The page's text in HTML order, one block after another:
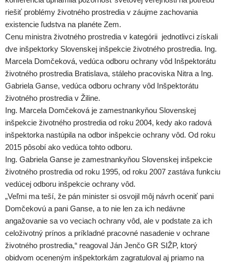
riešiť problémy životného prostredia v záujme zachovania
existencie ľudstva na planéte Zem.
Cenu ministra životného prostredia v kategórii jednotlivci získali
dve inšpektorky Slovenskej inšpekcie životného prostredia. Ing.
Marcela Domčeková, vedúca odboru ochrany vôd Inšpektorátu
životného prostredia Bratislava, stáleho pracoviska Nitra a Ing.
Gabriela Ganse, vedúca odboru ochrany vôd Inšpektorátu
životného prostredia v Žiline.
Ing. Marcela Domčeková je zamestnankyňou Slovenskej
inšpekcie životného prostredia od roku 2004, kedy ako radová
inšpektorka nastúpila na odbor inšpekcie ochrany vôd. Od roku
2015 pôsobí ako vedúca tohto odboru.
Ing. Gabriela Ganse je zamestnankyňou Slovenskej inšpekcie
životného prostredia od roku 1995, od roku 2007 zastáva funkciu
vedúcej odboru inšpekcie ochrany vôd.
„Veľmi ma teší, že pán minister si osvojil môj návrh oceniť pani
Domčekovú a pani Ganse, a to nie len za ich nedávne
angažovanie sa vo veciach ochrany vôd, ale v podstate za ich
celoživotný prínos a príkladné pracovné nasadenie v ochrane
životného prostredia,“ reagoval Ján Jenčo GR SIŽP, ktorý
obidvom oceneným inšpektorkám zagratuloval aj priamo na